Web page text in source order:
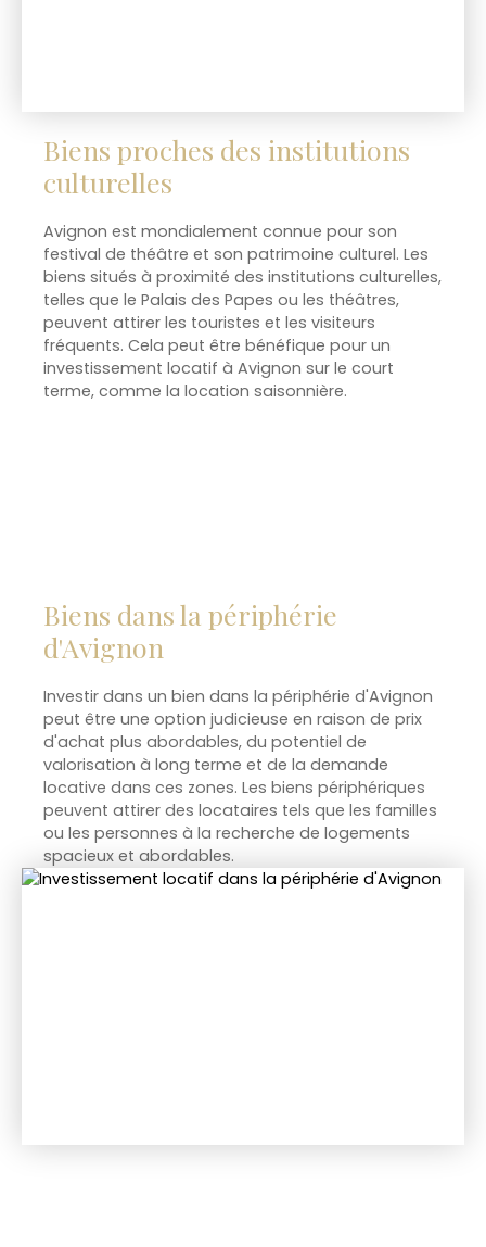
Biens proches des institutions
culturelles
Avignon est mondialement connue pour son
festival de théâtre et son patrimoine culturel. Les
biens situés à proximité des institutions culturelles,
telles que le Palais des Papes ou les théâtres,
peuvent attirer les touristes et les visiteurs
fréquents. Cela peut être bénéfique pour un
investissement locatif à Avignon sur le court
terme, comme la location saisonnière.
Biens dans la périphérie
d'Avignon
Investir dans un bien dans la périphérie d'Avignon
peut être une option judicieuse en raison de prix
d'achat plus abordables, du potentiel de
valorisation à long terme et de la demande
locative dans ces zones. Les biens périphériques
peuvent attirer des locataires tels que les familles
ou les personnes à la recherche de logements
spacieux et abordables.